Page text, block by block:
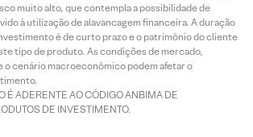
muito alto, que contempla a possibilidade de
à utilização de alavancagem financeira. A duração
é de curto prazo e o patrimônio do cliente
tipo de produto. As condições de mercado,
o cenário macroeconômico podem afetar o
É ADERENTE AO CÓDIGO ANBIMA DE
DE INVESTIMENTO.